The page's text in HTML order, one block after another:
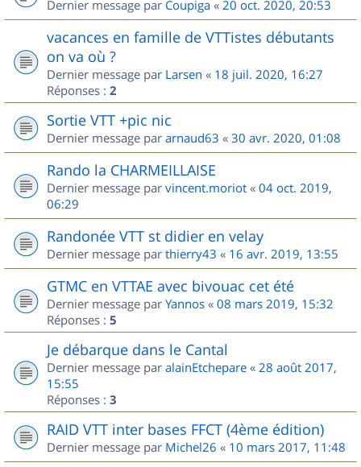
Dernier message par Coupiga « 20 oct. 2020, 20:53
vacances en famille de VTTistes débutants
on va où ?
Dernier message par Larsen « 18 juil. 2020, 16:27
Réponses : 2
Sortie VTT +pic nic
Dernier message par arnaud63 « 30 avr. 2020, 01:08
Rando la CHARMEILLAISE
Dernier message par vincent.moriot « 04 oct. 2019,
06:29
Randonée VTT st didier en velay
Dernier message par thierry43 « 16 avr. 2019, 13:55
GTMC en VTTAE avec bivouac cet été
Dernier message par Yannos « 08 mars 2019, 15:32
Réponses : 5
Je débarque dans le Cantal
Dernier message par alainEtchepare « 28 août 2017,
15:55
Réponses : 3
RAID VTT inter bases FFCT (4ème édition)
Dernier message par Michel26 « 10 mars 2017, 11:48